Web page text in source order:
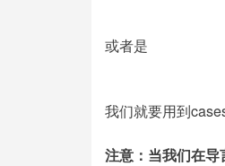
或者是
我们就要用到
注意：当我们在导